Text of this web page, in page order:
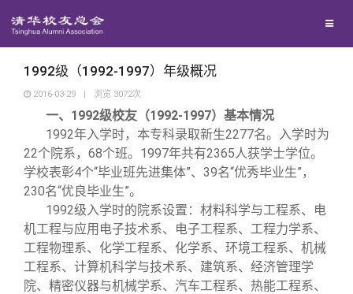
西南联大校友会
回馈母校
捐赠项目
捐赠新闻
捐赠纪事
媒体平台
《清华校友通讯》
《水木清华》
百年清华
清华人物
校友服务
1992级（1992-1997）年级概况
2016-03-29 | 浏览 3072次
一、1992级校友（1992-1997）基本情况
1992年入学时，本专科录取新生2277名。入学时为
22个院系，68个班。1997年共有2365人获学士学位。
学校表彰4个“毕业班先进集体”、39名“优秀毕业生”，
230名“优良毕业生”。
1992级入学时的院系设置：材料科学与工程系、电
机工程与应用电子技术系、电子工程系、工程力学系、
工程物理系、化学工程系、化学系、环境工程系、机械
工程系、计算机科学与技术系、建筑系、经济管理学
院、精密仪器与机械学系、汽车工程系、热能工程系、